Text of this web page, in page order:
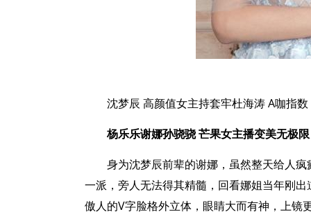
沈梦辰 高颜值女主持套牢杜海涛 A咖指
杨乐乐谢娜孙骁骁 芒果女主播变美无极限
身为沈梦辰前辈的谢娜，虽然整天给人
一派，旁人无法得其精髓，回看娜姐当年刚
傲人的V字脸格外立体，眼睛大而有神，上镜